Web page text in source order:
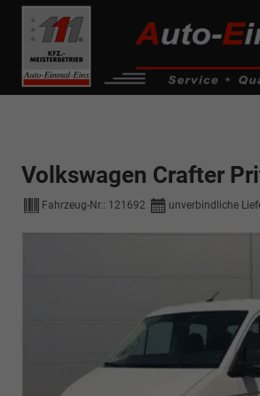
------------ Host Name : selector1._domainkey
Volkswagen Crafter
Fahrzeug-Nr.: 121692 unverbindliche